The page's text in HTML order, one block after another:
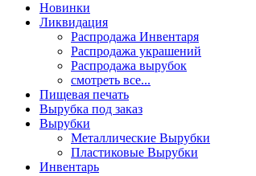
Новинки
Ликвидация
Распродажа Инвентаря
Распродажа украшений
Распродажа вырубок
смотреть все...
Пищевая печать
Вырубка под заказ
Вырубки
Металлические Вырубки
Пластиковые Вырубки
Инвентарь